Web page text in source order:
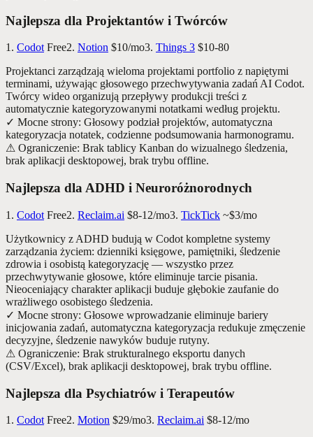
Najlepsza dla Projektantów i Twórców
1. Codot Free2. Notion $10/mo3. Things 3 $10-80
Projektanci zarządzają wieloma projektami portfolio z napiętymi
terminami, używając głosowego przechwytywania zadań AI Codot.
Twórcy wideo organizują przepływy produkcji treści z
automatycznie kategoryzowanymi notatkami według projektu.
✓ Mocne strony: Głosowy podział projektów, automatyczna
kategoryzacja notatek, codzienne podsumowania harmonogramu.
⚠ Ograniczenie: Brak tablicy Kanban do wizualnego śledzenia,
brak aplikacji desktopowej, brak trybu offline.
Najlepsza dla ADHD i Neuroróżnorodnych
1. Codot Free2. Reclaim.ai $8-12/mo3. TickTick ~$3/mo
Użytkownicy z ADHD budują w Codot kompletne systemy
zarządzania życiem: dzienniki księgowe, pamiętniki, śledzenie
zdrowia i osobistą kategoryzację — wszystko przez
przechwytywanie głosowe, które eliminuje tarcie pisania.
Nieoceniający charakter aplikacji buduje głębokie zaufanie do
wrażliwego osobistego śledzenia.
✓ Mocne strony: Głosowe wprowadzanie eliminuje bariery
inicjowania zadań, automatyczna kategoryzacja redukuje zmęczenie
decyzyjne, śledzenie nawyków buduje rutyny.
⚠ Ograniczenie: Brak strukturalnego eksportu danych
(CSV/Excel), brak aplikacji desktopowej, brak trybu offline.
Najlepsza dla Psychiatrów i Terapeutów
1. Codot Free2. Motion $29/mo3. Reclaim.ai $8-12/mo